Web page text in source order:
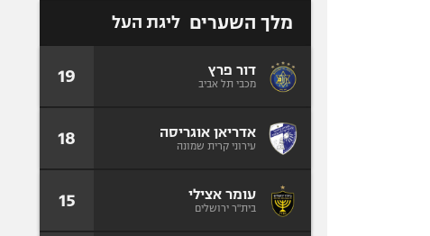
מלך השערים ליגת העל
דור פרץ
מכבי תל אביב 19
אדריאן אוגריסה
עירוני קרית שמונה 18
עומר אצילי
בית"ר ירושלים 15